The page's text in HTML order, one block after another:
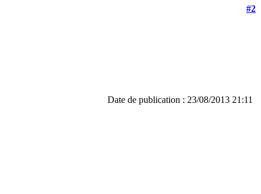
#2
Date de publication : 23/08/2013 21:11